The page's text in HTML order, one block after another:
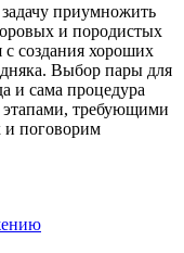
приумножить
и породистых
с создания хороших
Выбор пары для
и сама процедура
этапами, требующими
поговорим